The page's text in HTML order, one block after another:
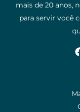
mais de 20 anos,
para servir você